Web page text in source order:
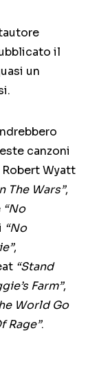
il
un
canzoni
Wyatt
The Wars”,
“No
“No
,
“Stand
Farm”,
World Go
Rage”.